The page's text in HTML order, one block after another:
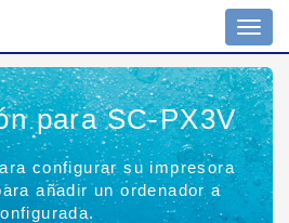
para SC-PX3V
configurar su impresora
añadir un ordenador a